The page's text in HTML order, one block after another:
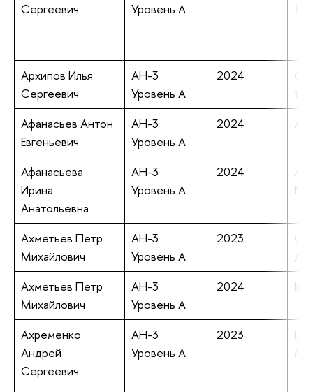
Сергеевич
Уровень А
Архипов Илья
Сергеевич
АН-3
Уровень А
2024
the
Афанасьев Антон
Евгеньевич
АН-3
Уровень А
2024
Афанасьева
Ирина
Анатольевна
АН-3
Уровень А
2024
Art
Ахметьев Петр
Михайлович
АН-3
Уровень А
2023
Об
Ахметьев Петр
Михайлович
АН-3
Уровень А
2024
Ахременко
Андрей
Сергеевич
АН-3
Уровень А
2023